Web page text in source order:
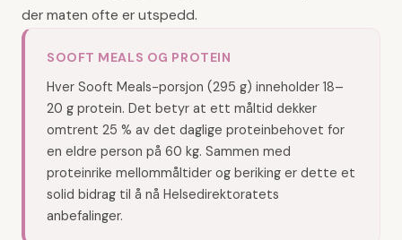
der maten ofte er utspedd.
SOOFT MEALS OG PROTEIN
Hver Sooft Meals-porsjon (295 g) inneholder 18–
20 g protein. Det betyr at ett måltid dekker
omtrent 25 % av det daglige proteinbehovet for
en eldre person på 60 kg. Sammen med
proteinrike mellommåltider og beriking er dette et
solid bidrag til å nå Helsedirektoratets
anbefalinger.